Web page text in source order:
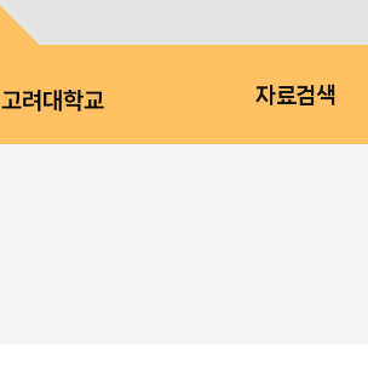
고려대학교 자료검색